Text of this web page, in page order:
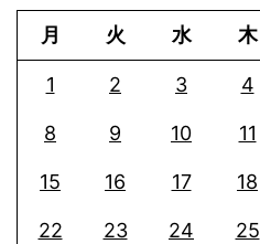
月 火 水 木
1 2 3 4
8 9 10 11
15 16 17 18
22 23 24 25